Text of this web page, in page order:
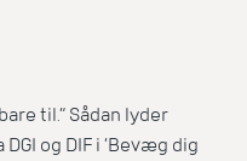
til.” Sådan lyder
og DIF i ’Bevæg dig